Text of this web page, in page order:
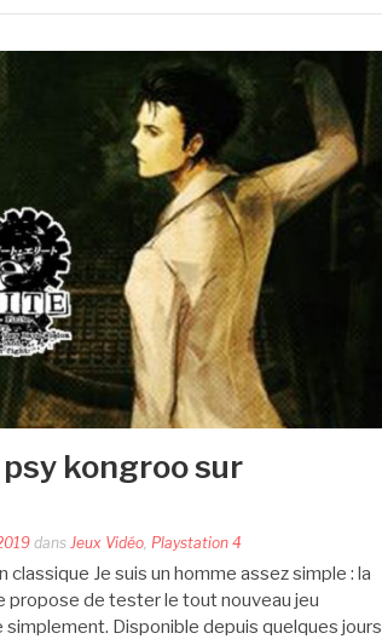
kongroo sur
dans Jeux Vidéo Playstation 4
classique Je suis un homme assez simple : la
propose de tester le tout nouveau jeu
Disponible depuis quelques jours